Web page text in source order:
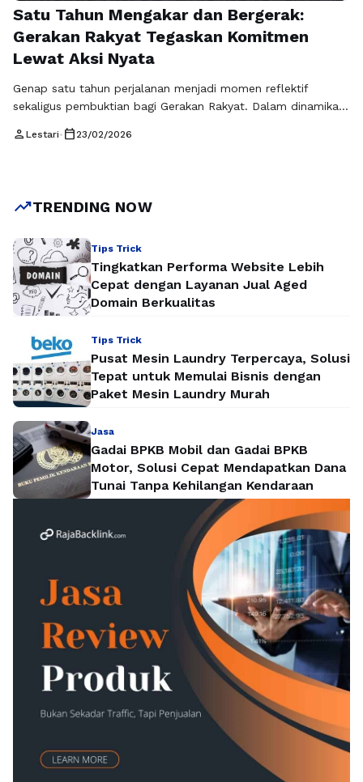
Satu Tahun Mengakar dan Bergerak:
Gerakan Rakyat Tegaskan Komitmen
Lewat Aksi Nyata
Genap satu tahun perjalanan menjadi momen reflektif
sekaligus pembuktian bagi Gerakan Rakyat. Dalam dinamika
bukan sekadar hitungan waktu, melainkan ujian konsistensi.
Rakyat …Baca Selengkapnya
person Lestari• calendar_today 23/02/2026
trending_upTRENDING NOW
Tips Trick
Tingkatkan Performa Website Lebih
Cepat dengan Layanan Jual Aged
Domain Berkualitas
Tips Trick
Pusat Mesin Laundry Terpercaya, Solusi
Tepat untuk Memulai Bisnis dengan
Paket Mesin Laundry Murah
Jasa
Gadai BPKB Mobil dan Gadai BPKB
Motor, Solusi Cepat Mendapatkan Dana
Tunai Tanpa Kehilangan Kendaraan